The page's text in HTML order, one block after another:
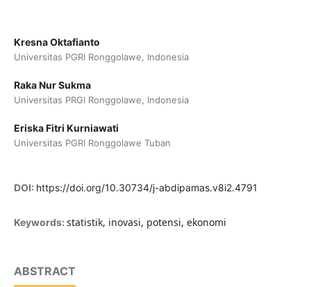
Kresna Oktafianto
Universitas PGRI Ronggolawe, Indonesia
Raka Nur Sukma
Universitas PRGI Ronggolawe, Indonesia
Eriska Fitri Kurniawati
Universitas PGRI Ronggolawe Tuban
DOI: https://doi.org/10.30734/j-abdipamas.v8i2.4791
Keywords: statistik, inovasi, potensi, ekonomi
ABSTRACT